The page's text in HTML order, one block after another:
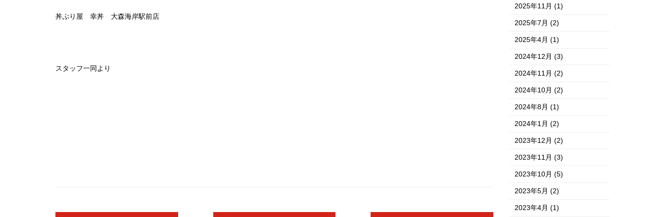
丼ぶり屋 幸丼 大森海岸駅前店
スタッフ一同より
2025年11月(1)
2025年7月(2)
2025年4月(1)
2024年12月(3)
2024年11月(2)
2024年10月(2)
2024年8月(1)
2024年1月(2)
2023年12月(2)
2023年11月(3)
2023年10月(5)
2023年5月(2)
2023年4月(1)